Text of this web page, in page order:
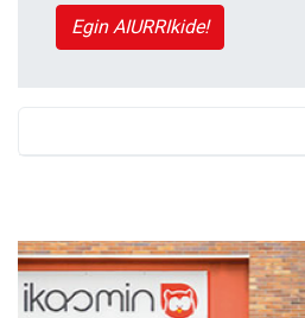
Egin AIURRIkide!